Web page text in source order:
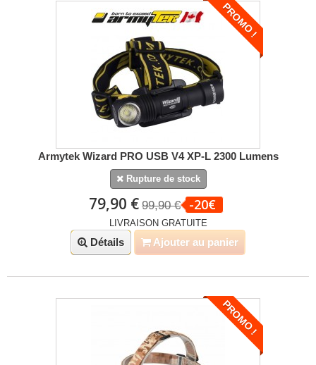
PROMO !
Armytek Wizard PRO USB V4 XP-L 2300 Lumens
Rupture de stock
79,90 € 99,90 € -20€
LIVRAISON GRATUITE
Détails Ajouter au panier
PROMO !